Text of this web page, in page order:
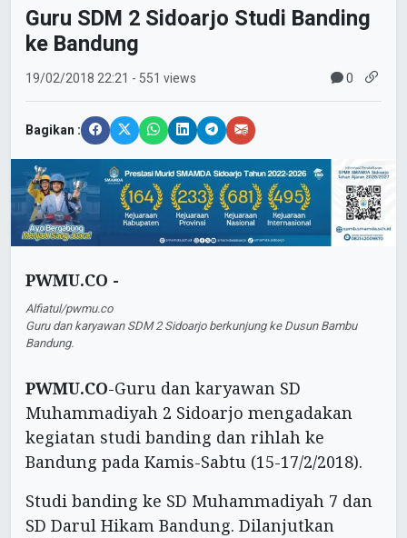
Guru SDM 2 Sidoarjo Studi Banding
ke Bandung
19/02/201822:21 - 551 views 0
Bagikan :
PWMU.CO -
Alfiatul/pwmu.co
Guru dan karyawan SDM 2 Sidoarjo berkunjung ke Dusun Bambu
Bandung.
PWMU.CO-Guru dan karyawan SD
Muhammadiyah 2 Sidoarjo mengadakan
kegiatan studi banding dan rihlah ke
Bandung pada Kamis-Sabtu (15-17/2/2018).
Studi banding ke SD Muhammadiyah 7 dan
SD Darul Hikam Bandung. Dilanjutkan